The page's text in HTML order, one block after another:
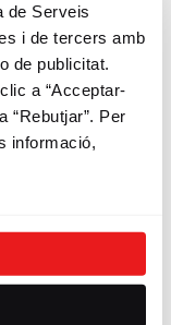
de Serveis
i de tercers amb
de publicitat.
a “Acceptar-
“Rebutjar”. Per
informació,